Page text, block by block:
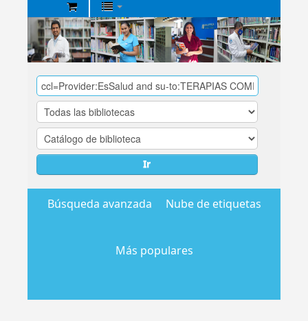
Biblioteca
Central
EsSalud
Ir
Búsqueda avanzada Nube de etiquetas
Más populares